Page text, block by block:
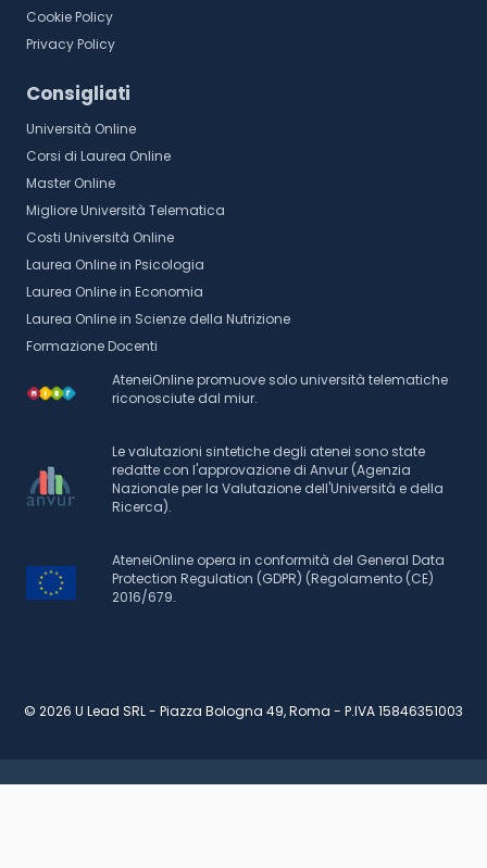
Cookie Policy
Privacy Policy
Consigliati
Università Online
Corsi di Laurea Online
Master Online
Migliore Università Telematica
Costi Università Online
Laurea Online in Psicologia
Laurea Online in Economia
Laurea Online in Scienze della Nutrizione
Formazione Docenti
AteneiOnline promuove solo università telematiche
riconosciute dal miur.
Le valutazioni sintetiche degli atenei sono state
redatte con l'approvazione di Anvur (Agenzia
Nazionale per la Valutazione dell'Università e della
Ricerca).
AteneiOnline opera in conformità del General Data
Protection Regulation (GDPR) (Regolamento (CE)
2016/679.
© 2026 U Lead SRL - Piazza Bologna 49, Roma - P.IVA 15846351003